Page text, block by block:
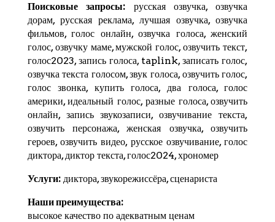
Поисковые запросы:русская озвучка, озвучка
дорам, русская реклама, лучшая озвучка, озвучка
фильмов, голос онлайн, озвучка голоса, женский
голос, озвучку маме, мужской голос, озвучить текст,
голос2023, запись голоса, taplink, записать голос,
озвучка текста голосом, звук голоса, озвучить голос,
голос звонка, купить голоса, два голоса, голос
америки, идеальный голос, разные голоса, озвучить
онлайн, запись звукозаписи, озвучивание текста,
озвучить персонажа, женская озвучка, озвучить
героев, озвучить видео, русское озвучивание, голос
диктора, диктор текста, голос2024,хрономер
Услуги:диктора, звукорежиссёра, сценариста
Наши преимущества:
высокое качество по адекватным ценам